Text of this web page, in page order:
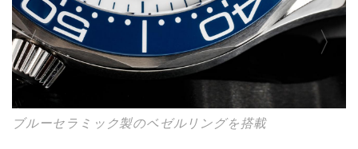
ブルーセラミック製のベゼルリングを搭載